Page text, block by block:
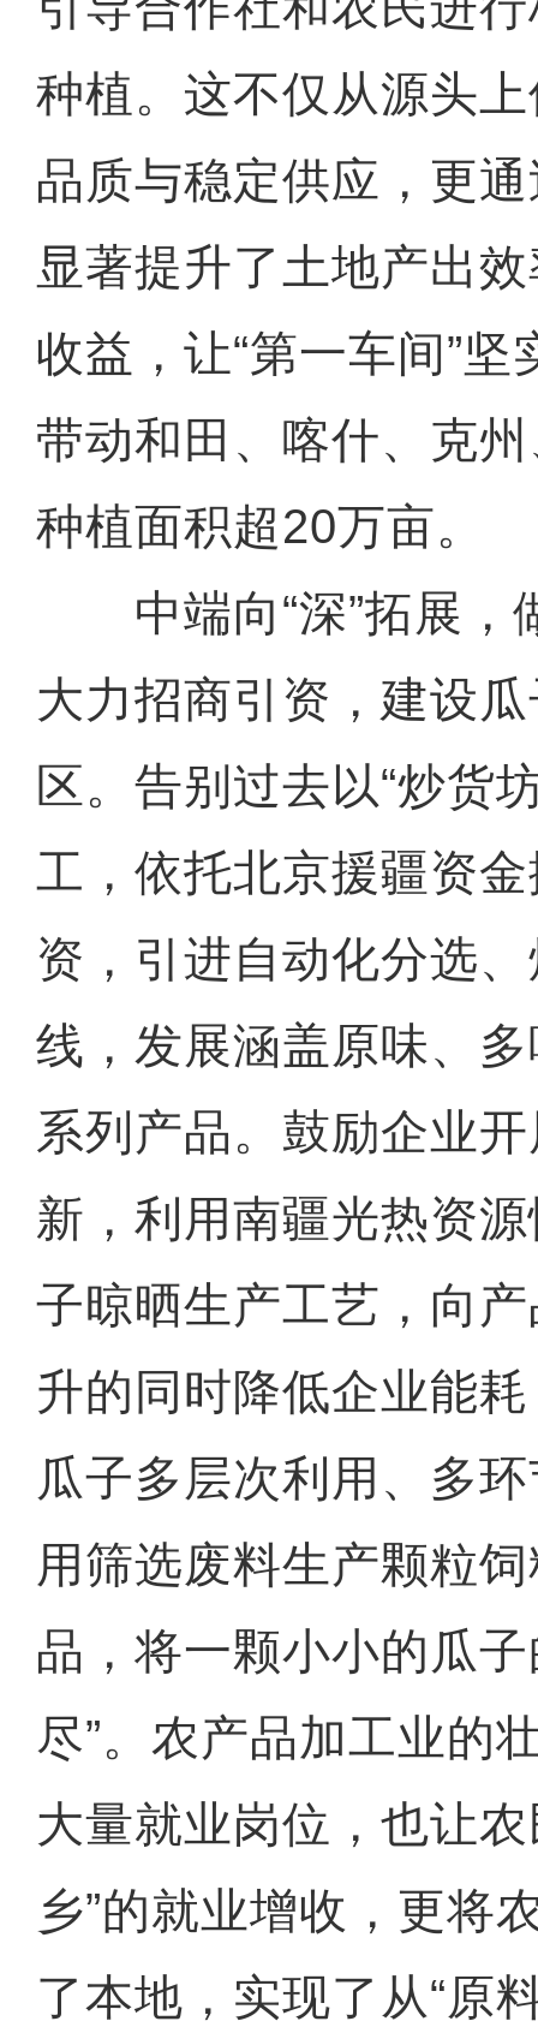
种植。这不仅从源头
品质与稳定供应，更
显著提升了土地产出
收益，让“第一车间”
带动和田、喀什、克
种植面积超20万亩。
中端向“深”拓展，
大力招商引资，建设
区。告别过去以“炒货
工，依托北京援疆资
资，引进自动化分选
线，发展涵盖原味、
系列产品。鼓励企业
新，利用南疆光热资
子晾晒生产工艺，向
升的同时降低企业能
瓜子多层次利用、多
用筛选废料生产颗粒
品，将一颗小小的瓜
尽”。农产品加工业的
大量就业岗位，也让
乡”的就业增收，更将
了本地，实现了从“原